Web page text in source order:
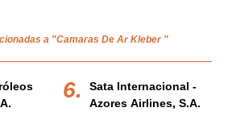
a "Camaras De Ar Kleber "
Sata Internacional -
Azores Airlines, S.a.